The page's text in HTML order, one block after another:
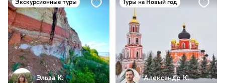
Экскурсионные туры
Эльза К.
Туры на Новый год
Александр К.